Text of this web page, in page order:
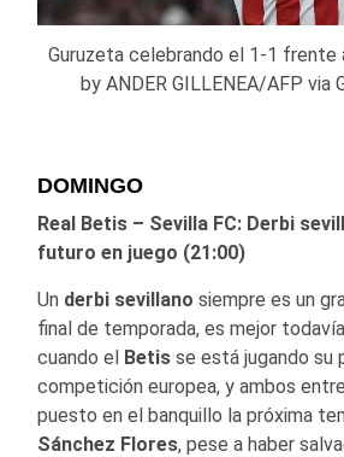
Guruzeta celebrando el 1-1 frente
by ANDER GILLENEA/AFP via
DOMINGO
Real Betis – Sevilla FC: Derbi
futuro en juego (21:00)
Un derbi sevillano siempre es un
final de temporada, es mejor
cuando el Betis se está jugando su
competición europea, y ambos
puesto en el banquillo la próxima
Sánchez Flores, pese a haber